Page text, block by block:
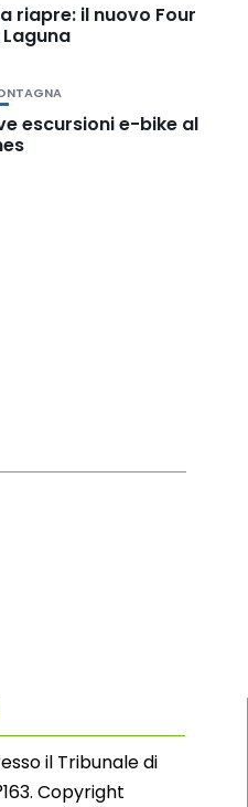
riapre: il nuovo Four
escursioni e-bike al
il Tribunale di
Copyright